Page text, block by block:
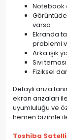
Notebook
varsa
Ekranda
problemi
Arka ışık
Sıvı
Fiziksel
Detaylı arıza
ekran arızaları
uyumluluğu ve
hemen bizimle
Toshiba